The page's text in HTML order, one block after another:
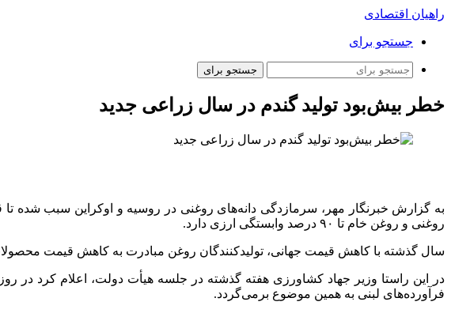
راهیان اقتصادی
جستجو برای
جستجو برای
خطر بیش‌بود تولید گندم در سال زراعی جدید
به گزارش خبرنگار مهر، سرمازدگی دانه‌های روغنی در روسیه و اوکراین سبب شده تا
روغنی و روغن خام تا ۹۰ درصد وابستگی ارزی دارد.
سال گذشته با کاهش قیمت جهانی، تولیدکنندگان روغن مبادرت به کاهش قیمت محصولات
در این راستا وزیر جهاد کشاورزی هفته گذشته در جلسه هیأت دولت، اعلام کرد در
فرآورده‌های لبنی به همین موضوع برمی‌گردد.